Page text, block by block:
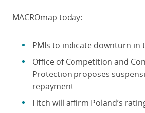
MACROmap today:
PMIs to indicate downturn in
Office of Competition and
Protection proposes
repayment
Fitch will affirm Poland’s